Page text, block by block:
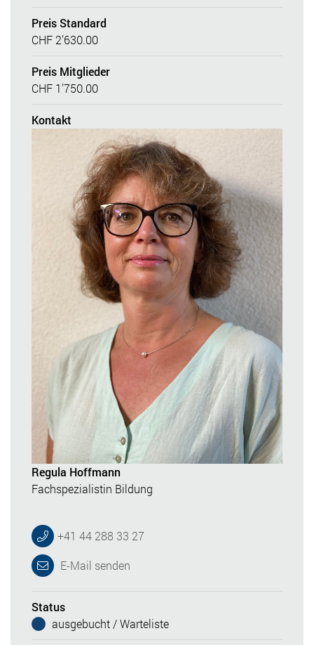
Preis Standard
CHF 2’630.00
Preis Mitglieder
CHF 1’750.00
Kontakt
Regula Hoffmann
Fachspezialistin Bildung
+41 44 288 33 27
E-Mail senden
Status
ausgebucht / Warteliste